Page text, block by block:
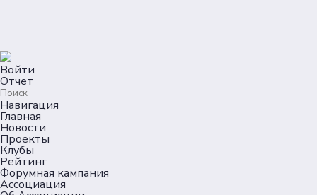
Войти
Отчет
Навигация
Главная
Новости
Проекты
Клубы
Рейтинг
Форумная кампания
Ассоциация